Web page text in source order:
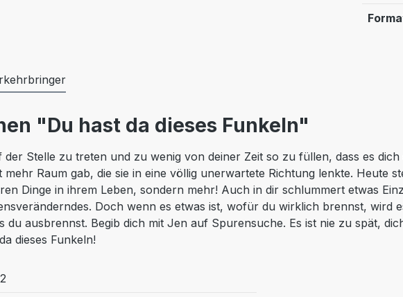
"Du hast da dieses Funkeln"
Stelle zu treten und zu wenig von deiner Zeit so zu füllen, dass es
mehr Raum gab, die sie in eine völlig unerwartete Richtung lenkte. Heute
Dinge in ihrem Leben, sondern mehr! Auch in dir schlummert etwas
Doch wenn es etwas ist, wofür du wirklich brennst, wird
du ausbrennst. Begib dich mit Jen auf Spurensuche. Es ist nie zu spät,
dieses Funkeln!